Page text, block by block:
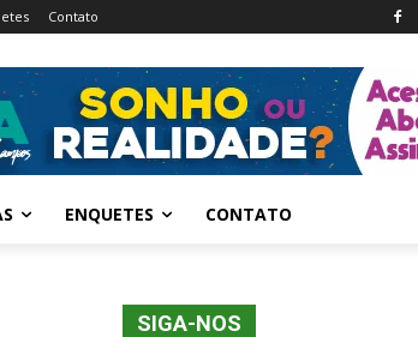
Contato
ENQUETES CONTATO
SIGA-NOS